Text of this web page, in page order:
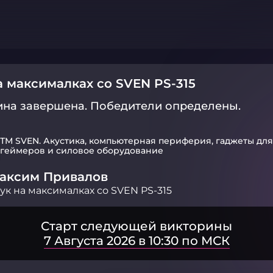
максималках со SVEN PS-315
завершена. Победители определены.
ТМ SVEN. Акустика, компьютерная периферия, гаджеты для
геймеров и силовое оборудование
Привалов
на максималках со SVEN PS-315
Старт следующей викторины
7 Августа 2026 в 10:30 по МСК